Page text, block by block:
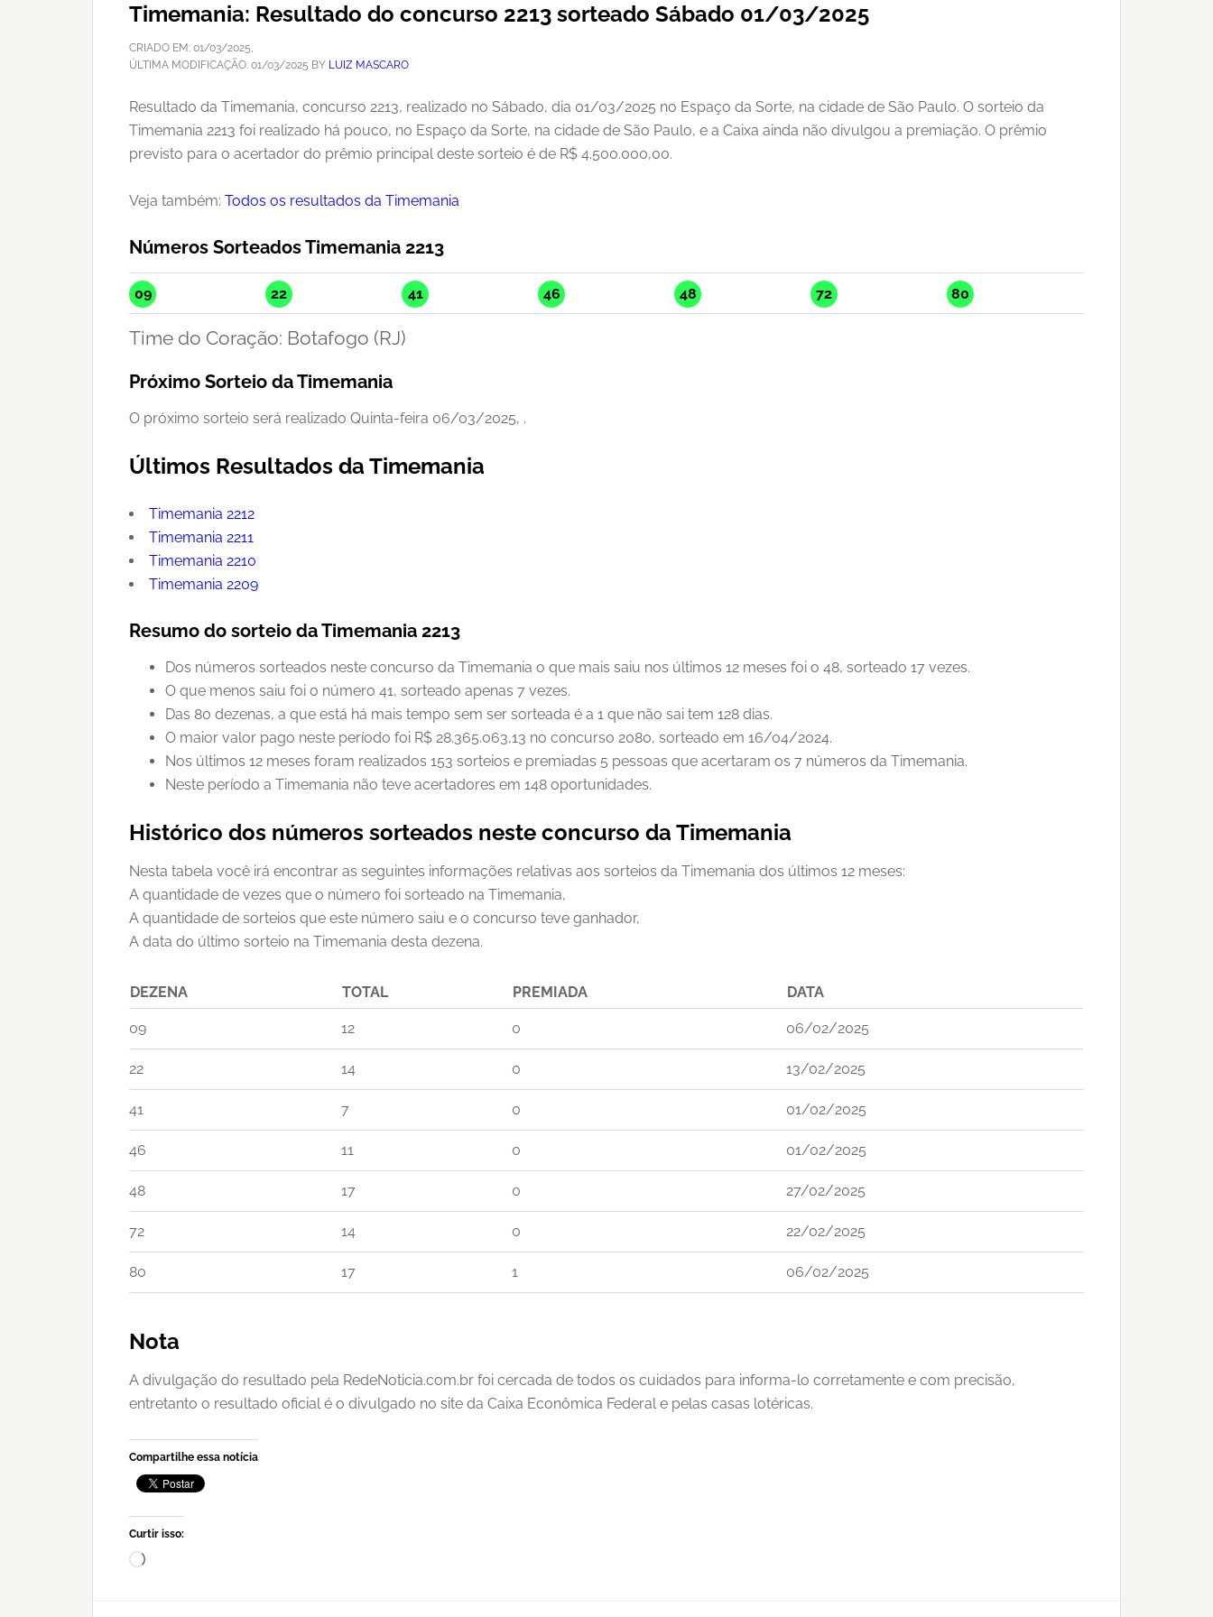
Timemania: Resultado do concurso 2213 sorteado Sábado 01/03/2025
CRIADO EM: 01/03/2025,
ÚLTIMA MODIFICAÇÃO: 01/03/2025 BY LUIZ MASCARO
Resultado da Timemania, concurso 2213, realizado no Sábado, dia 01/03/2025 no Espaço da Sorte, na cidade de São Paulo. O sorteio da
Timemania 2213 foi realizado há pouco, no Espaço da Sorte, na cidade de São Paulo, e a Caixa ainda não divulgou a premiação. O prêmio
previsto para o acertador do prêmio principal deste sorteio é de R$ 4.500.000,00.
Veja também: Todos os resultados da Timemania
Números Sorteados Timemania 2213
09 22 41 46 48 72 80
Time do Coração: Botafogo (RJ)
Próximo Sorteio da Timemania
O próximo sorteio será realizado Quinta-feira 06/03/2025, .
Últimos Resultados da Timemania
Timemania 2212
Timemania 2211
Timemania 2210
Timemania 2209
Resumo do sorteio da Timemania 2213
Dos números sorteados neste concurso da Timemania o que mais saiu nos últimos 12 meses foi o 48, sorteado 17 vezes.
O que menos saiu foi o número 41, sorteado apenas 7 vezes.
Das 80 dezenas, a que está há mais tempo sem ser sorteada é a 1 que não sai tem 128 dias.
O maior valor pago neste período foi R$ 28.365.063,13 no concurso 2080, sorteado em 16/04/2024.
Nos últimos 12 meses foram realizados 153 sorteios e premiadas 5 pessoas que acertaram os 7 números da Timemania.
Neste período a Timemania não teve acertadores em 148 oportunidades.
Histórico dos números sorteados neste concurso da Timemania
Nesta tabela você irá encontrar as seguintes informações relativas aos sorteios da Timemania dos últimos 12 meses:
A quantidade de vezes que o número foi sorteado na Timemania,
A quantidade de sorteios que este número saiu e o concurso teve ganhador,
A data do último sorteio na Timemania desta dezena.
DEZENA TOTAL PREMIADA DATA
09 12 0 06/02/2025
22 14 0 13/02/2025
41 7 0 01/02/2025
46 11 0 01/02/2025
48 17 0 27/02/2025
72 14 0 22/02/2025
80 17 1 06/02/2025
Nota
A divulgação do resultado pela RedeNoticia.com.br foi cercada de todos os cuidados para informa-lo corretamente e com precisão,
entretanto o resultado oficial é o divulgado no site da Caixa Econômica Federal e pelas casas lotéricas.
Compartilhe essa notícia
Curtir isso:
Carregando...